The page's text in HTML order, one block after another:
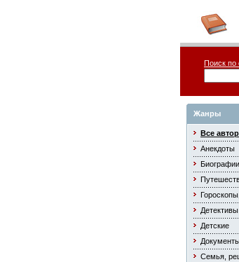
Поиск по
Жанры
Все
Анекдоты
Детективы
Детские
Семья,